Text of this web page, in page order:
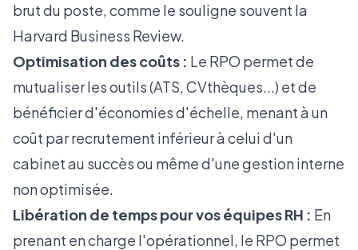
brut du poste, comme le souligne souvent la
Harvard Business Review.
Optimisation des coûts : Le RPO permet de
mutualiser les outils (ATS, CVthèques...) et de
bénéficier d'économies d'échelle, menant à un
coût par recrutement inférieur à celui d'un
cabinet au succès ou même d'une gestion interne
non optimisée.
Libération de temps pour vos équipes RH : En
prenant en charge l'opérationnel, le RPO permet